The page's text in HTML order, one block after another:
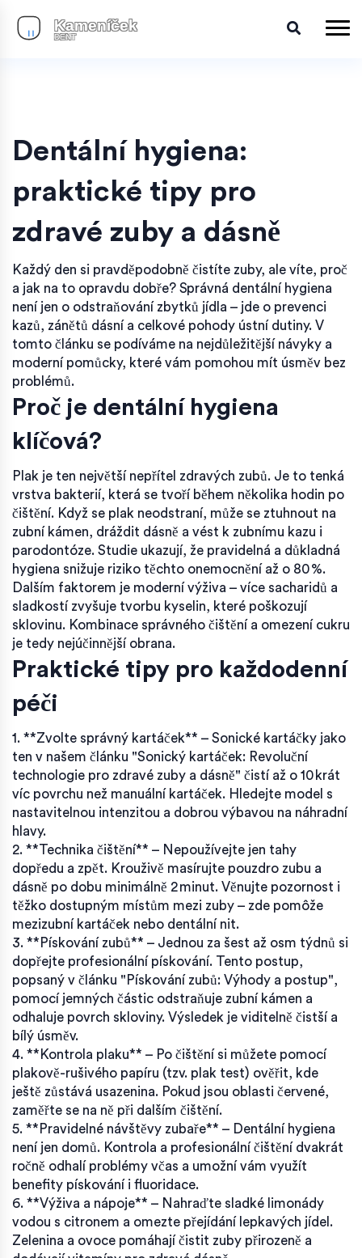
Dentální hygiena:
praktické tipy pro
zdravé zuby a dásně
Každý den si pravděpodobně čistíte zuby, ale víte, proč
a jak na to opravdu dobře? Správná dentální hygiena
není jen o odstraňování zbytků jídla – jde o prevenci
kazů, zánětů dásní a celkové pohody ústní dutiny. V
tomto článku se podíváme na nejdůležitější návyky a
moderní pomůcky, které vám pomohou mít úsměv bez
problémů.
Proč je dentální hygiena
klíčová?
Plak je ten největší nepřítel zdravých zubů. Je to tenká
vrstva bakterií, která se tvoří během několika hodin po
čištění. Když se plak neodstraní, může se ztuhnout na
zubní kámen, dráždit dásně a vést k zubnímu kazu i
parodontóze. Studie ukazují, že pravidelná a důkladná
hygiena snižuje riziko těchto onemocnění až o 80 %.
Dalším faktorem je moderní výživa – více sacharidů a
sladkostí zvyšuje tvorbu kyselin, které poškozují
sklovinu. Kombinace správného čištění a omezení cukru
je tedy nejúčinnější obrana.
Praktické tipy pro každodenní
péči
1. **Zvolte správný kartáček** – Sonické kartáčky jako
ten v našem článku "Sonický kartáček: Revoluční
technologie pro zdravé zuby a dásně" čistí až o 10 krát
víc povrchu než manuální kartáček. Hledejte model s
nastavitelnou intenzitou a dobrou výbavou na náhradní
hlavy.
2. **Technika čištění** – Nepoužívejte jen tahy
dopředu a zpět. Krouživě masírujte pouzdro zubu a
dásně po dobu minimálně 2 minut. Věnujte pozornost i
těžko dostupným místům mezi zuby – zde pomôže
mezizubní kartáček nebo dentální nit.
3. **Pískování zubů** – Jednou za šest až osm týdnů si
dopřejte profesionální pískování. Tento postup,
popsaný v článku "Pískování zubů: Výhody a postup",
pomocí jemných částic odstraňuje zubní kámen a
odhaluje povrch skloviny. Výsledek je viditelně čistší a
bílý úsměv.
4. **Kontrola plaku** – Po čištění si můžete pomocí
plakově-rušivého papíru (tzv. plak test) ověřit, kde
ještě zůstává usazenina. Pokud jsou oblasti červené,
zaměřte se na ně při dalším čištění.
5. **Pravidelné návštěvy zubaře** – Dentální hygiena
není jen domů. Kontrola a profesionální čištění dvakrát
ročně odhalí problémy včas a umožní vám využít
benefity pískování i fluoridace.
6. **Výživa a nápoje** – Nahraďte sladké limonády
vodou s citronem a omezte přejídání lepkavých jídel.
Zelenina a ovoce pomáhají čistit zuby přirozeně a